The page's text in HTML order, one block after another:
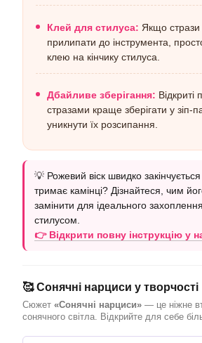
Клей для стилуса: Якщо стрази
прилипати до інструмента,
клею на кінчику стилуса.
Дбайливе зберігання: Відкриті
стразами краще зберігати у зіп-
уникнути їх розсипання.
💡 Рожевий віск швидко
тримає камінці? Дізнайтеся, чим
замінити для ідеального
стилусом.
👉 Відкрити повну інструкцію у
🥰 Сонячні нарциси у творчості
Сюжет «Сонячні нарциси» — це ніжне
сонячного світла. Відкрийте для себе